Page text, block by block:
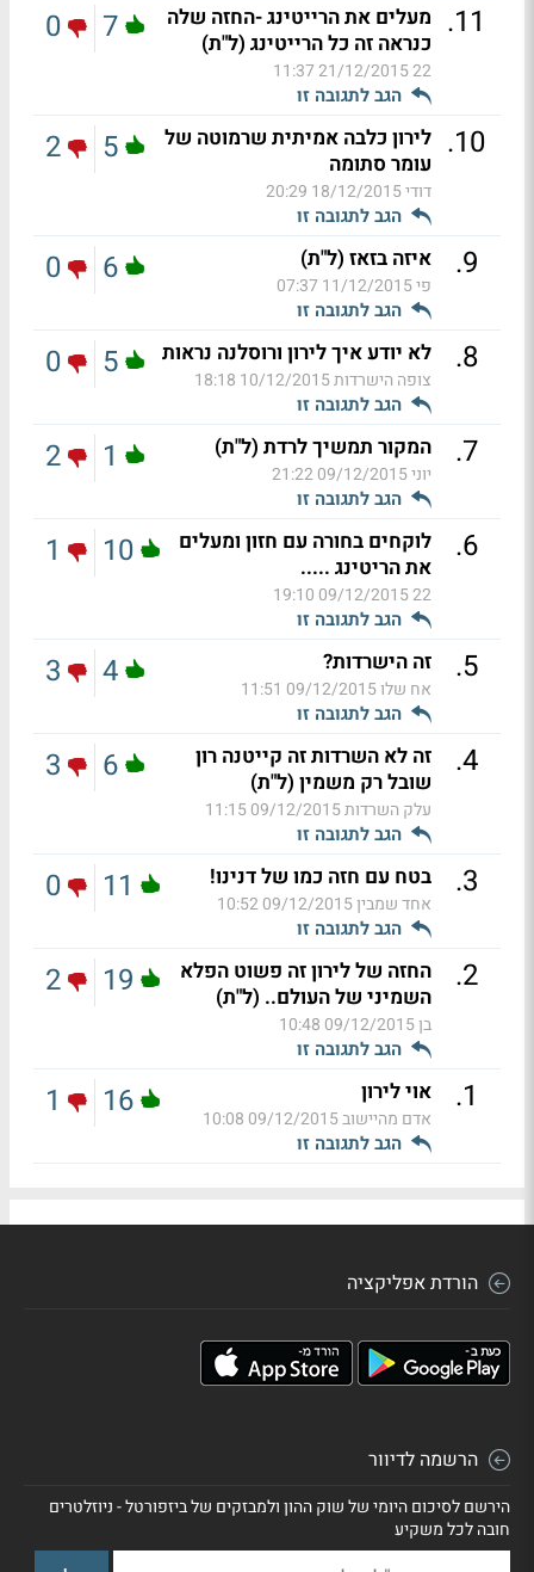
11
. מעלים את הרייטינג -החזה שלה
כנראה זה כל הרייטינג (ל"ת)
22
21/12/2015 11:37
הגב לתגובה זו
7
0
10
. לירון כלבה אמיתית שרמוטה של
עומר סתומה
דודי18/12/2015 20:29
הגב לתגובה זו
5
2
9
. איזה בזאז (ל"ת)
פי11/12/2015 07:37
הגב לתגובה זו
6
0
8
. לא יודע איך לירון ורוסלנה נראות
צופה הישרדות10/12/2015 18:18
הגב לתגובה זו
5
0
7
. המקור תמשיך לרדת (ל"ת)
יוני09/12/2015 21:22
הגב לתגובה זו
1
2
6
.
לוקחים בחורה עם חזון ומעלים
את הריטינג .....
22
09/12/2015 19:10
הגב לתגובה זו
10
1
5
. זה הישרדות?
אח שלו09/12/2015 11:51
הגב לתגובה זו
4
3
4
.
זה לא השרדות זה קייטנה רון
שובל רק משמין (ל"ת)
עלק השרדות09/12/2015 11:15
הגב לתגובה זו
6
3
3
. בטח עם חזה כמו של דנינו!
אחד שמבין09/12/2015 10:52
הגב לתגובה זו
11
0
2
.
החזה של לירון זה פשוט הפלא
השמיני של העולם.. (ל"ת)
בן09/12/2015 10:48
הגב לתגובה זו
19
2
1
. אוי לירון
אדם מהיישוב09/12/2015 10:08
הגב לתגובה זו
16
1
הורדת אפליקציה
הרשמה לדיוור
הירשם לסיכום היומי של שוק ההון ולמבזקים של ביזפורטל - ניוזלטרים
חובה לכל משקיע